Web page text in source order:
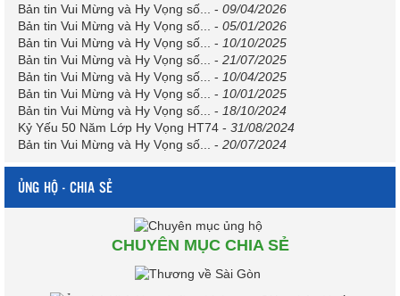
Bản tin Vui Mừng và Hy Vọng số...
- 09/04/2026
Bản tin Vui Mừng và Hy Vọng số...
- 05/01/2026
Bản tin Vui Mừng và Hy Vọng số...
- 10/10/2025
Bản tin Vui Mừng và Hy Vọng số...
- 21/07/2025
Bản tin Vui Mừng và Hy Vọng số...
- 10/04/2025
Bản tin Vui Mừng và Hy Vọng số...
- 10/01/2025
Bản tin Vui Mừng và Hy Vọng số...
- 18/10/2024
Kỷ Yếu 50 Năm Lớp Hy Vọng HT74 - 31/08/2024
Bản tin Vui Mừng và Hy Vọng số...
- 20/07/2024
ỦNG HỘ - CHIA SẺ
CHUYÊN MỤC CHIA SẺ